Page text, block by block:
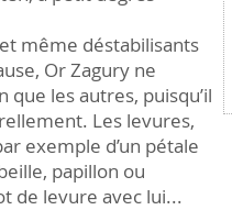
même déstabilisants
Or Zagury ne
que les autres, puisqu’il
Les levures,
exemple d’un pétale
papillon ou
de levure avec lui...